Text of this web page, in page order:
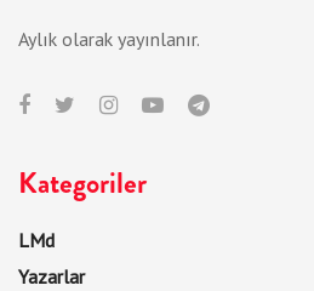
Aylık olarak yayınlanır.
Kategoriler
LMd
Yazarlar